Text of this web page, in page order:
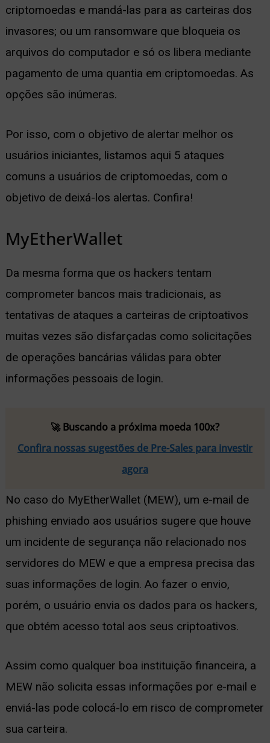
criptomoedas e mandá-las para as carteiras dos
invasores; ou um ransomware que bloqueia os
arquivos do computador e só os libera mediante
pagamento de uma quantia em criptomoedas. As
opções são inúmeras.
Por isso, com o objetivo de alertar melhor os
usuários iniciantes, listamos aqui 5 ataques
comuns a usuários de criptomoedas, com o
objetivo de deixá-los alertas. Confira!
MyEtherWallet
Da mesma forma que os hackers tentam
comprometer bancos mais tradicionais, as
tentativas de ataques a carteiras de criptoativos
muitas vezes são disfarçadas como solicitações
de operações bancárias válidas para obter
informações pessoais de login.
🚀 Buscando a próxima moeda 100x?
Confira nossas sugestões de Pre-Sales para investir
agora
No caso do MyEtherWallet (MEW), um e-mail de
phishing enviado aos usuários sugere que houve
um incidente de segurança não relacionado nos
servidores do MEW e que a empresa precisa das
suas informações de login. Ao fazer o envio,
porém, o usuário envia os dados para os hackers,
que obtém acesso total aos seus criptoativos.
Assim como qualquer boa instituição financeira, a
MEW não solicita essas informações por e-mail e
enviá-las pode colocá-lo em risco de comprometer
sua carteira.